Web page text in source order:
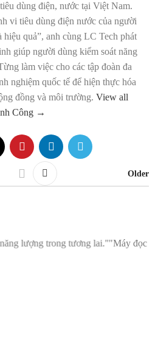
dùng điện, nước tại Việt Nam.
vi tiêu dùng điện nước của người
quả”, anh cùng LC Tech phát
giúp người dùng kiểm soát năng
làm việc cho các tập đoàn đa
nghiệm quốc tế để hiện thực hóa
đồng và môi trường. View all
Công →
Older
lai.""Máy đọc chỉ số thông minh